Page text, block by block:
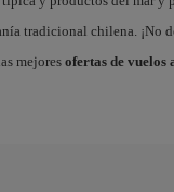
tradicional chilena. ¡No
mejores ofertas de vuelos